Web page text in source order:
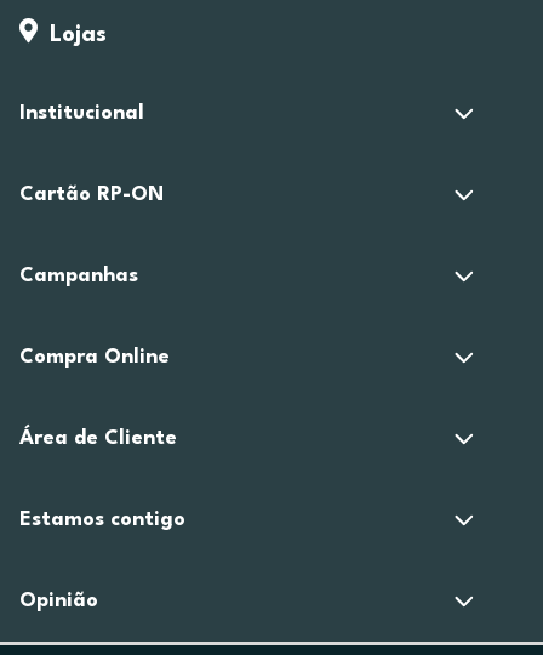
Lojas
Institucional
Cartão RP-ON
Campanhas
Compra Online
Área de Cliente
Estamos contigo
Opinião